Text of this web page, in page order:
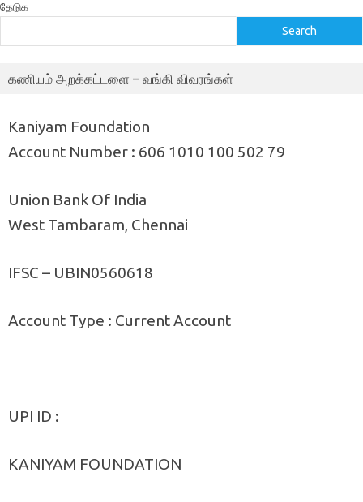
தேடுக
Search
கணியம் அறக்கட்டளை – வங்கி விவரங்கள்
Kaniyam Foundation
Account Number : 606 1010 100 502 79
Union Bank Of India
West Tambaram, Chennai
IFSC – UBIN0560618
Account Type : Current Account
UPI ID :
KANIYAM FOUNDATION